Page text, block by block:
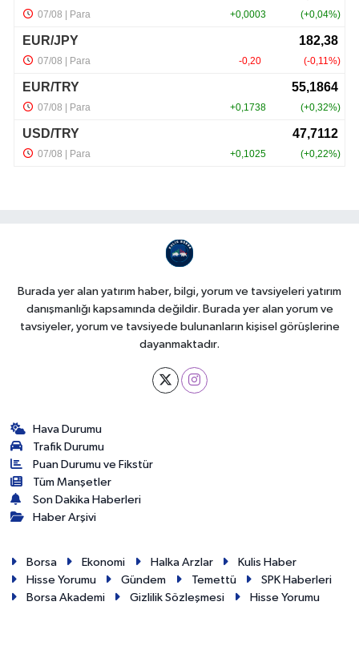
Burada yer alan yatırım haber, bilgi, yorum ve tavsiyeleri yatırım
danışmanlığı kapsamında değildir. Burada yer alan yorum ve
tavsiyeler, yorum ve tavsiyede bulunanların kişisel görüşlerine
dayanmaktadır.
Hava Durumu
Trafik Durumu
Puan Durumu ve Fikstür
Tüm Manşetler
Son Dakika Haberleri
Haber Arşivi
Borsa Ekonomi Halka Arzlar
Kulis Haber
Hisse Yorumu
Gündem Temettü
SPK Haberleri
Borsa Akademi
Gizlilik Sözleşmesi Hisse Yorumu